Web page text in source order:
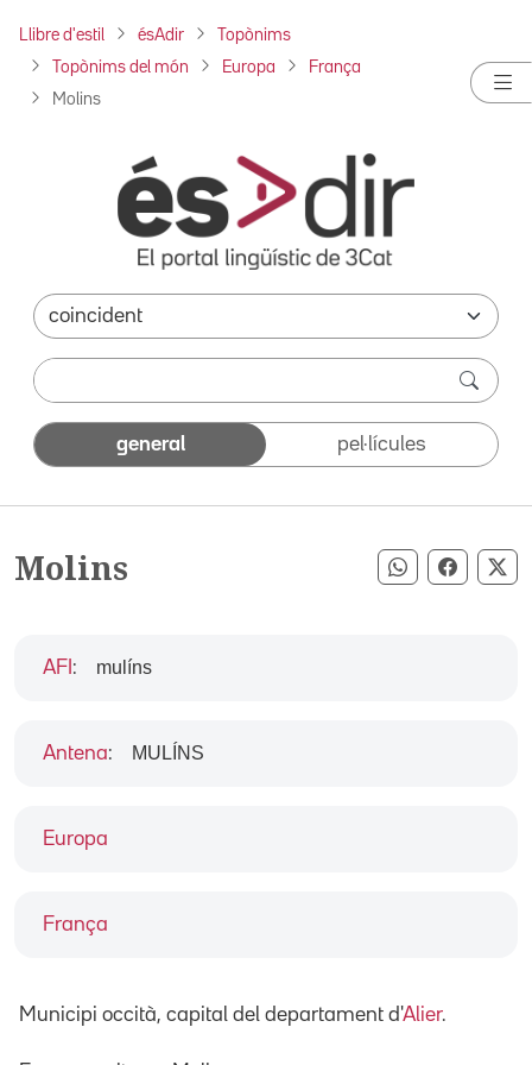
Llibre d'estil ésAdir Topònims
Topònims del món Europa França
Molins
general pel·lícules
Molins Compartir
Europa
França
AFI : mulíns
Antena: MULÍNS
Municipi occità, capital del departament d'Alier.